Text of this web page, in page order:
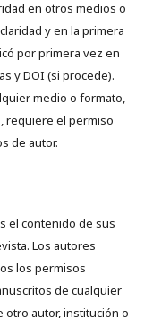
en otros medios o
y en la primera
por primera vez en
y DOI (si procede).
medio o formato,
requiere el permiso
de autor.
el contenido de sus
Los autores
los permisos
de cualquier
autor, institución o